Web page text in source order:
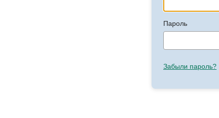
Пароль
Забыли пароль?